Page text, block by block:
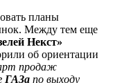
планы
Между тем еще
Некст»
об ориентации
продаж
ГАЗа по выходу